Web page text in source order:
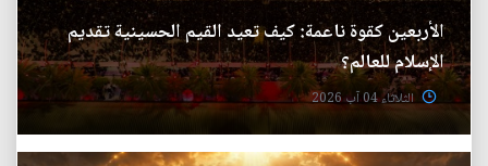
الأربعين كقوة ناعمة: كيف تعيد القيم الحسينية تقديم
الإسلام للعالم؟
الثلاثاء 04 آب 2026